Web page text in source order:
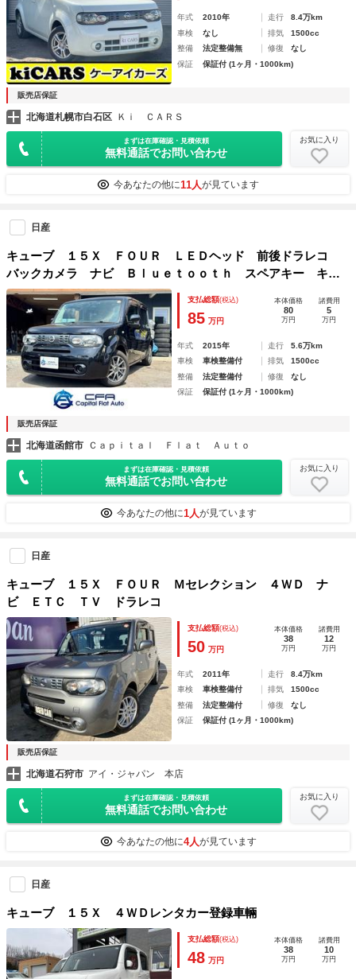
年式 2010年 走行
8.4万km
車検
なし 排気
1500cc
整備
法定整備無 修復
なし
保証
保証付 (1ヶ月・1000km)
販売店保証
北海道札幌市白石区 Ｋｉ ＣＡＲＳ
まずは在庫確認・見積依頼
無料通話でお問い合わせ
お気に入り
今あなたの他に11人が見ています
日産
キューブ １５Ｘ ＦＯＵＲ ＬＥＤヘッド 前後ドラレコ
バックカメラ ナビ Ｂｌｕｅｔｏｏｔｈ スペアキー キー
レス プッシュスタート ベンチシート フォグライト マニ
ュアルエアコン
支払総額(税込)
85 万円
本体価格
80
万円
諸費用
5
万円
年式 2015年 走行
5.6万km
車検
車検整備付 排気
1500cc
整備
法定整備付 修復
なし
保証
保証付 (1ヶ月・1000km)
販売店保証
北海道函館市 Ｃａｐｉｔａｌ Ｆｌａｔ Ａｕｔｏ
まずは在庫確認・見積依頼
無料通話でお問い合わせ
お気に入り
今あなたの他に1人が見ています
日産
キューブ １５Ｘ ＦＯＵＲ Ｍセレクション ４ＷＤ ナ
ビ ＥＴＣ ＴＶ ドラレコ
支払総額(税込)
50 万円
本体価格
38
万円
諸費用
12
万円
年式 2011年 走行
8.4万km
車検
車検整備付 排気
1500cc
整備
法定整備付 修復
なし
保証
保証付 (1ヶ月・1000km)
販売店保証
北海道石狩市 アイ・ジャパン 本店
まずは在庫確認・見積依頼
無料通話でお問い合わせ
お気に入り
今あなたの他に4人が見ています
日産
キューブ １５Ｘ ４ＷＤレンタカー登録車輛
支払総額(税込)
48 万円
本体価格
38
万円
諸費用
10
万円